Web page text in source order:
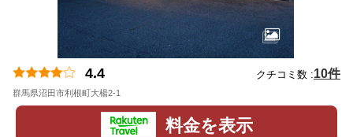
4.4 クチコミ数 :10件
群馬県沼田市利根町大楊2-1
料金を表示